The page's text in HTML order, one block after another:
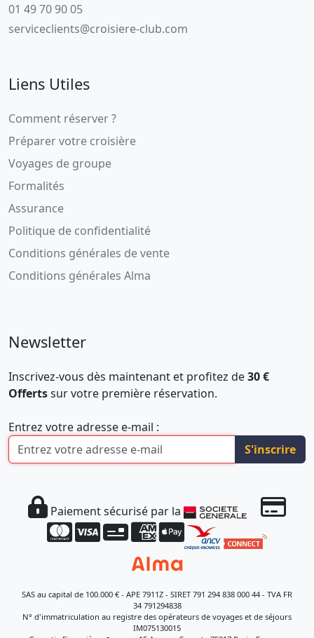
01 49 70 90 05
serviceclients@croisiere-club.com
Liens Utiles
Comment réserver ?
Préparer votre croisière
Voyages de groupe
Formalités
Assurance
Politique de confidentialité
Conditions générales de vente
Conditions générales Alma
Newsletter
Inscrivez-vous dès maintenant et profitez de30 €
Offertssur votre première réservation.
Entrez votre adresse e-mail :
S'inscrire
Paiement sécurisé par la
SAS au capital de 100.000 € - APE 7911Z - SIRET 791 294 838 000 44 - TVA FR
34 791294838
N° d'immatriculation au registre des opérateurs de voyages et de séjours
IM075130015